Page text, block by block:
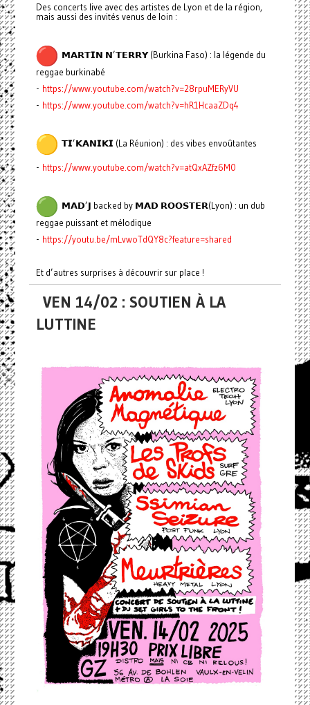
Des concerts live avec des artistes de Lyon et de la région,
mais aussi des invités venus de loin :
𝗠𝗔𝗥𝗧𝗜𝗡 𝗡’𝗧𝗘𝗥𝗥𝗬 (Burkina Faso) : la légende du
reggae burkinabé
- https://www.youtube.com/watch?v=28rpuMERyVU
- https://www.youtube.com/watch?v=hR1HcaaZDq4
𝗧𝗜’𝗞𝗔𝗡𝗜𝗞𝗜 (La Réunion) : des vibes envoûtantes
- https://www.youtube.com/watch?v=atQxAZfz6M0
𝗠𝗔𝗗’𝗝 backed by 𝗠𝗔𝗗 𝗥𝗢𝗢𝗦𝗧𝗘𝗥(Lyon) : un dub
reggae puissant et mélodique
- https://youtu.be/mLvwoTdQY8c?feature=shared
Et d’autres surprises à découvrir sur place !
VEN 14/02 : SOUTIEN À LA
LUTTINE